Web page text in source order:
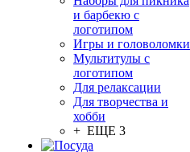
и барбекю с
логотипом
Игры и головоломки
Мультитулы с
логотипом
Для релаксации
Для творчества и
хобби
+ ЕЩЕ 3